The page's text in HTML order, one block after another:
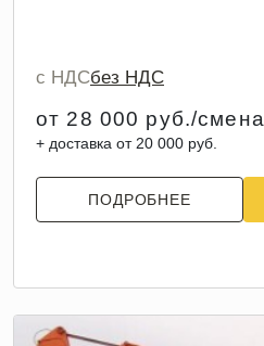
с НДСбез НДС
от 28 000 руб./смена
+ доставка от 20 000 руб.
ПОДРОБНЕЕ